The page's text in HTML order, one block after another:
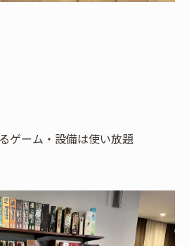
ゲーム・設備は使い放題